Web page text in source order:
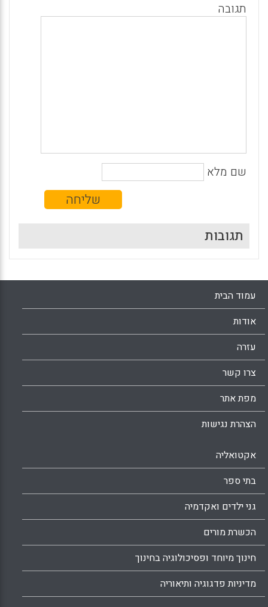
תגובה
שם מלא
תגובות
עמוד הבית
אודות
עזרה
צרו קשר
מפת אתר
הצהרת נגישות
אקטואליה
בתי ספר
גני ילדים ואקדמיה
הכשרת מורים
חינוך מיוחד ופסיכולוגיה בחינוך
מדיניות פדגוגיה ותיאוריה